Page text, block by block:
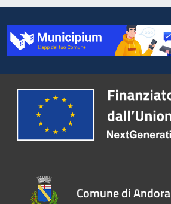
Comune di Andora